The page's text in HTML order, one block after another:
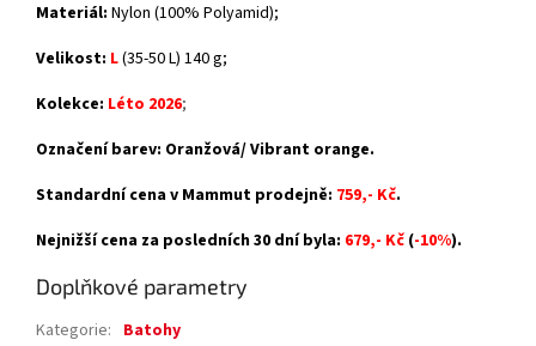
Materiál: Nylon (100% Polyamid);
Velikost: L(35-50 L) 140 g;
Kolekce: Léto 2026;
Označení barev: Oranžová/ Vibrant orange.
Standardní cena v Mammut prodejně: 759,- Kč.
Nejnižší cena za posledních 30 dní byla: 679,- Kč (-10%).
Doplňkové parametry
Kategorie: Batohy